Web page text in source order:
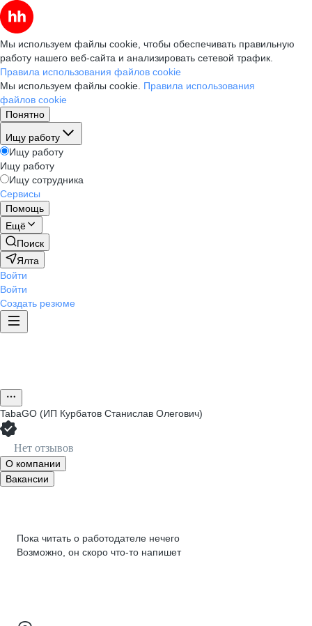
Мы используем файлы cookie, чтобы обеспечивать правильную
работу нашего веб-сайта и анализировать сетевой трафик.
Правила использования файлов cookie
Мы используем файлы cookie. Правила использования
файлов cookie
Понятно
Ищу работу
Ищу работу
Ищу работу
Ищу сотрудника
Сервисы
Помощь
Ещё
Поиск
Ялта
Войти
Войти
Создать резюме
TabaGO (ИП Курбатов Станислав Олегович)
Нет отзывов
О компании
Вакансии
Пока читать о работодателе нечего
Возможно, он скоро что‑то напишет